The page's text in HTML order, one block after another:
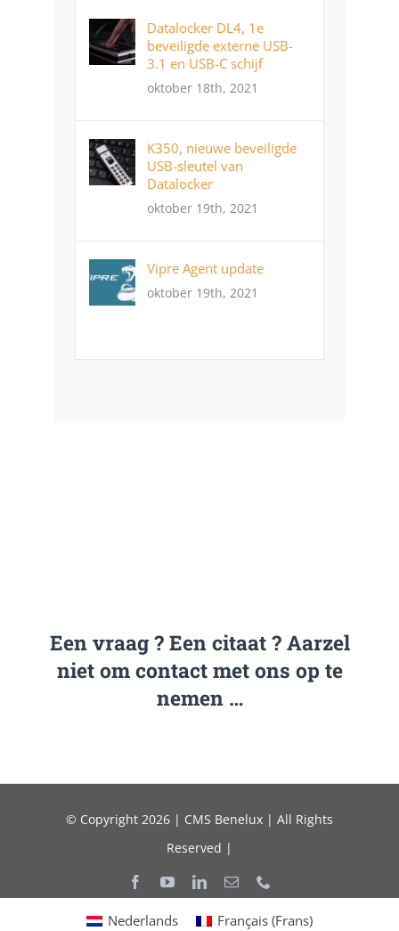
Datalocker DL4, 1e
beveiligde externe USB-
3.1 en USB-C schijf
oktober 18th, 2021
K350, nieuwe beveiligde
USB-sleutel van
Datalocker
oktober 19th, 2021
Vipre Agent update
oktober 19th, 2021
Een vraag ? Een citaat ? Aarzel
niet om contact met ons op te
nemen …
© Copyright 2026 | CMS Benelux | All Rights
Reserved |
Nederlands Français (Frans)